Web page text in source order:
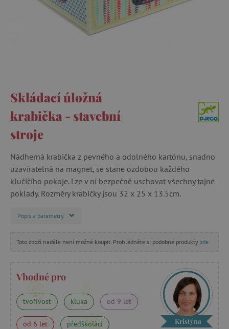
Skládací úložná
krabička - stavební
stroje
Nádherná krabička z pevného a odolného kartónu, snadno
uzavíratelná na magnet, se stane ozdobou každého
klučičího pokoje. Lze v ní bezpečně uschovat všechny tajné
poklady. Rozměry krabičky jsou 32 x 25 x 13.5cm.
Popis a parametry
Toto zboží nadále není možné koupit. Prohlédněte si podobné produkty zde
Vhodné pro
tvořivost kluka od 9 let
od 6 let předškoláci Kristýna